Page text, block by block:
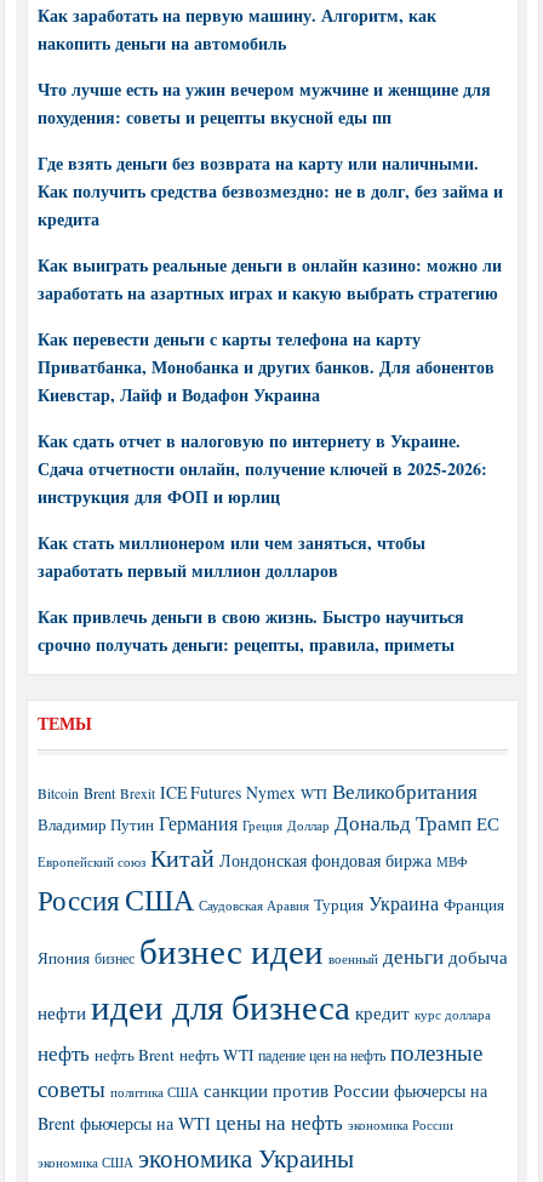
Как заработать на первую машину. Алгоритм, как
накопить деньги на автомобиль
Что лучше есть на ужин вечером мужчине и женщине для
похудения: советы и рецепты вкусной еды пп
Где взять деньги без возврата на карту или наличными.
Как получить средства безвозмездно: не в долг, без займа и
кредита
Как выиграть реальные деньги в онлайн казино: можно ли
заработать на азартных играх и какую выбрать стратегию
Как перевести деньги с карты телефона на карту
Приватбанка, Монобанка и других банков. Для абонентов
Киевстар, Лайф и Водафон Украина
Как сдать отчет в налоговую по интернету в Украине.
Сдача отчетности онлайн, получение ключей в 2025-2026:
инструкция для ФОП и юрлиц
Как стать миллионером или чем заняться, чтобы
заработать первый миллион долларов
Как привлечь деньги в свою жизнь. Быстро научиться
срочно получать деньги: рецепты, правила, приметы
ТЕМЫ
Bitcoin Brent Brexit ICE Futures Nymex WTI Великобритания
Владимир Путин Германия Греция Доллар Дональд Трамп ЕС
Европейский союз Китай Лондонская фондовая биржа МВФ
РоссияСША Саудовская Аравия Турция Украина Франция
Япония бизнес бизнес идеи военный деньги добыча
нефти идеи для бизнеса кредит курс доллара
нефть нефть Brent нефть WTI падение цен на нефть полезные
советы политика США санкции против России фьючерсы на
Brent фьючерсы на WTI цены на нефть экономика России
экономика США экономика Украины